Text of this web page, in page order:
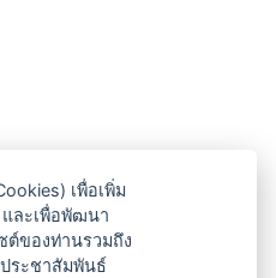
เพื่อเพิ่ม
ละเพื่อพัฒนา
ต์ของท่านรวมถึง
ระชาสัมพันธ์